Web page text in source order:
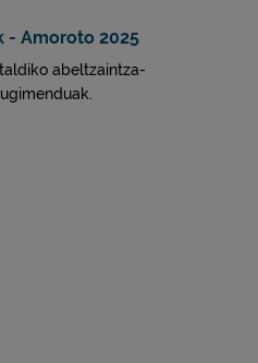
- Amoroto 2025
abeltzaintza-